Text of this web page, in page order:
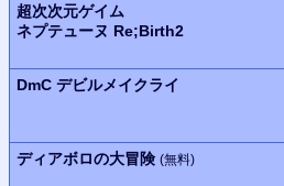
超次次元ゲイム
ネプテューヌ Re;Birth2
DmC デビルメイクライ
ディアボロの大冒険 (無料)